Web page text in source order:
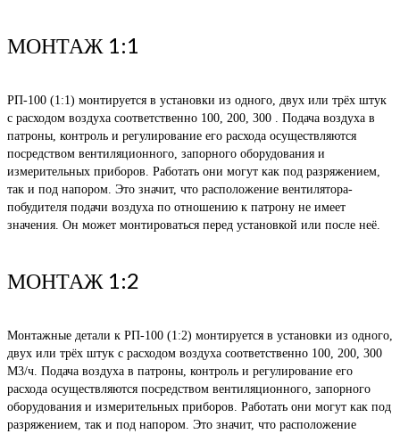
МОНТАЖ 1:1
РП-100 (1:1) монтируется в установки из одного, двух или трёх штук
с расходом воздуха соответственно 100, 200, 300 . Подача воздуха в
патроны, контроль и регулирование его расхода осуществляются
посредством вентиляционного, запорного оборудования и
измерительных приборов. Работать они могут как под разряжением,
так и под напором. Это значит, что расположение вентилятора-
побудителя подачи воздуха по отношению к патрону не имеет
значения. Он может монтироваться перед установкой или после неё.
МОНТАЖ 1:2
Монтажные детали к РП-100 (1:2) монтируется в установки из одного,
двух или трёх штук с расходом воздуха соответственно 100, 200, 300
М3/ч. Подача воздуха в патроны, контроль и регулирование его
расхода осуществляются посредством вентиляционного, запорного
оборудования и измерительных приборов. Работать они могут как под
разряжением, так и под напором. Это значит, что расположение